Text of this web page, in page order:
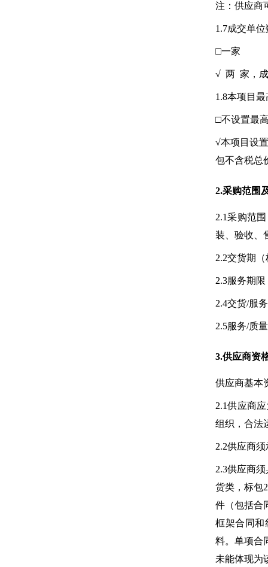
注：供应商
1.7成交单
□一家
√ 两 家，
1.8本项目
□不设置最
√本项目设
包不含税总
2.采购范围
2.1采购范
装、验收、
2.2交货期
2.3服务期
2.4交货/服
2.5服务/质
3.供应商资
供应商基本
2.1供应商
组织，合法
2.2供应商
2.3供应商
货类，标包
件（包括合
框架合同和
料。单项合
未能体现为